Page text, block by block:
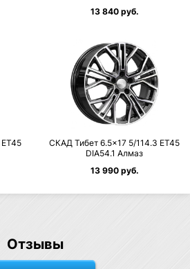
13 840 руб.
СКАД Тибет 6.5×17 5/114.3 ET45
DIA54.1 Алмаз
13 990 руб.
Отзывы